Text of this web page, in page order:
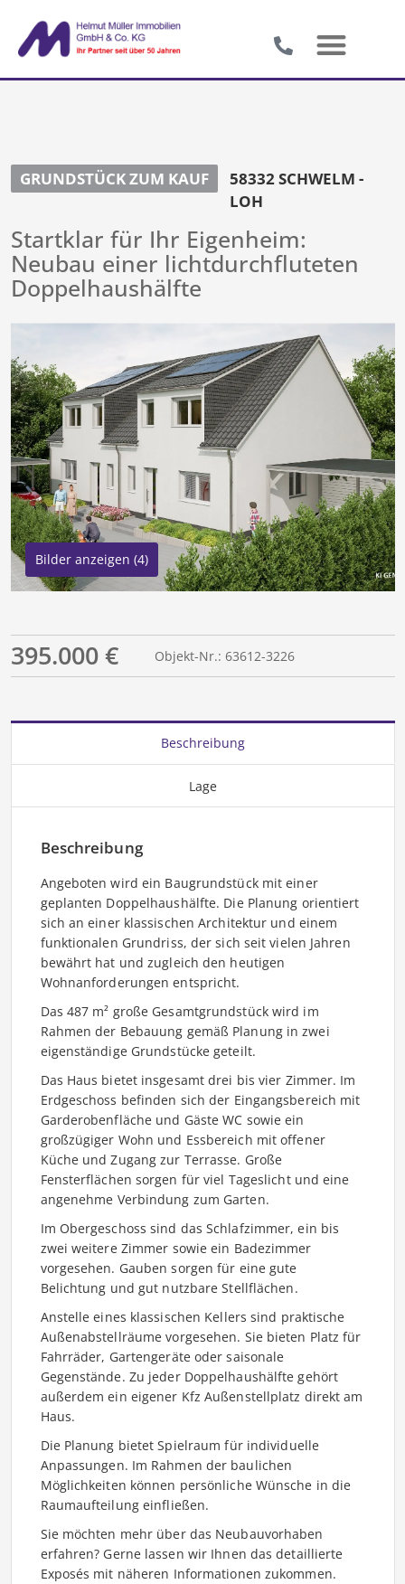
GRUNDSTÜCK ZUM KAUF
58332 SCHWELM -
LOH
Startklar für Ihr Eigenheim:
Neubau einer lichtdurchfluteten
Doppelhaushälfte
Bilder anzeigen (4)
395.000 € Objekt-Nr.: 63612-3226
Beschreibung
Lage
Beschreibung
Angeboten wird ein Baugrundstück mit einer
geplanten Doppelhaushälfte. Die Planung orientiert
sich an einer klassischen Architektur und einem
funktionalen Grundriss, der sich seit vielen Jahren
bewährt hat und zugleich den heutigen
Wohnanforderungen entspricht.
Das 487 m² große Gesamtgrundstück wird im
Rahmen der Bebauung gemäß Planung in zwei
eigenständige Grundstücke geteilt.
Das Haus bietet insgesamt drei bis vier Zimmer. Im
Erdgeschoss befinden sich der Eingangsbereich mit
Garderobenfläche und Gäste WC sowie ein
großzügiger Wohn und Essbereich mit offener
Küche und Zugang zur Terrasse. Große
Fensterflächen sorgen für viel Tageslicht und eine
angenehme Verbindung zum Garten.
Im Obergeschoss sind das Schlafzimmer, ein bis
zwei weitere Zimmer sowie ein Badezimmer
vorgesehen. Gauben sorgen für eine gute
Belichtung und gut nutzbare Stellflächen.
Anstelle eines klassischen Kellers sind praktische
Außenabstellräume vorgesehen. Sie bieten Platz für
Fahrräder, Gartengeräte oder saisonale
Gegenstände. Zu jeder Doppelhaushälfte gehört
außerdem ein eigener Kfz Außenstellplatz direkt am
Haus.
Die Planung bietet Spielraum für individuelle
Anpassungen. Im Rahmen der baulichen
Möglichkeiten können persönliche Wünsche in die
Raumaufteilung einfließen.
Sie möchten mehr über das Neubauvorhaben
erfahren? Gerne lassen wir Ihnen das detaillierte
Exposés mit näheren Informationen zukommen.